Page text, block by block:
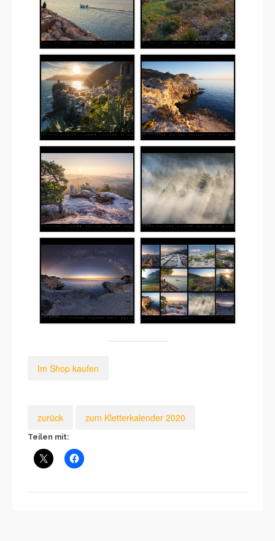
Im Shop kaufen
zurück zum Kletterkalender 2020
Teilen mit: